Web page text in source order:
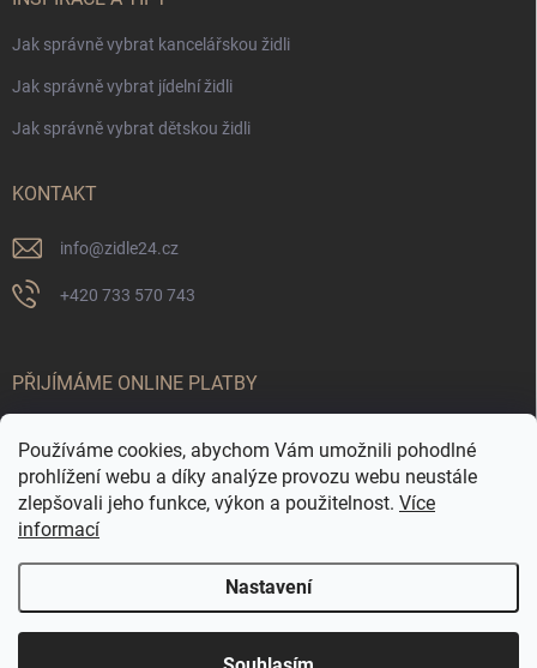
Používáme cookies, abychom Vám umožnili pohodlné
prohlížení webu a díky analýze provozu webu neustále
zlepšovali jeho funkce, výkon a použitelnost. Více
informací
Nastavení
Jak správně vybrat kancelářskou židli
Jak správně vybrat jídelní židli
Jak správně vybrat dětskou židli
KONTAKT
info@zidle24.cz
+420 733 570 743
PŘIJÍMÁME ONLINE PLATBY
Židle24.cz . Všechna práva vyhrazena.